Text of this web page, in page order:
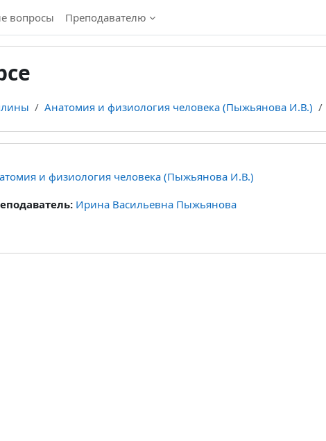
вопросы Преподавателю
Анатомия и физиология человека (Пыжьянова И.В.)
и физиология человека (Пыжьянова И.В.)
Ирина Васильевна Пыжьянова